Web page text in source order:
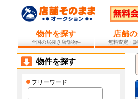
物件を探す
全国の居抜き店舗物件
店舗
無料査定・
物件を探す
フリーワード